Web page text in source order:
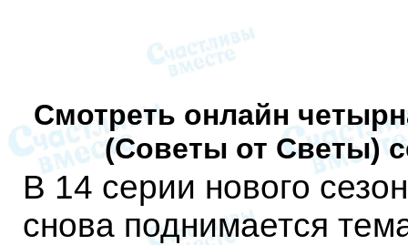
Смотреть онлайн
(Советы от Светы)
В 14 серии нового
снова поднимается